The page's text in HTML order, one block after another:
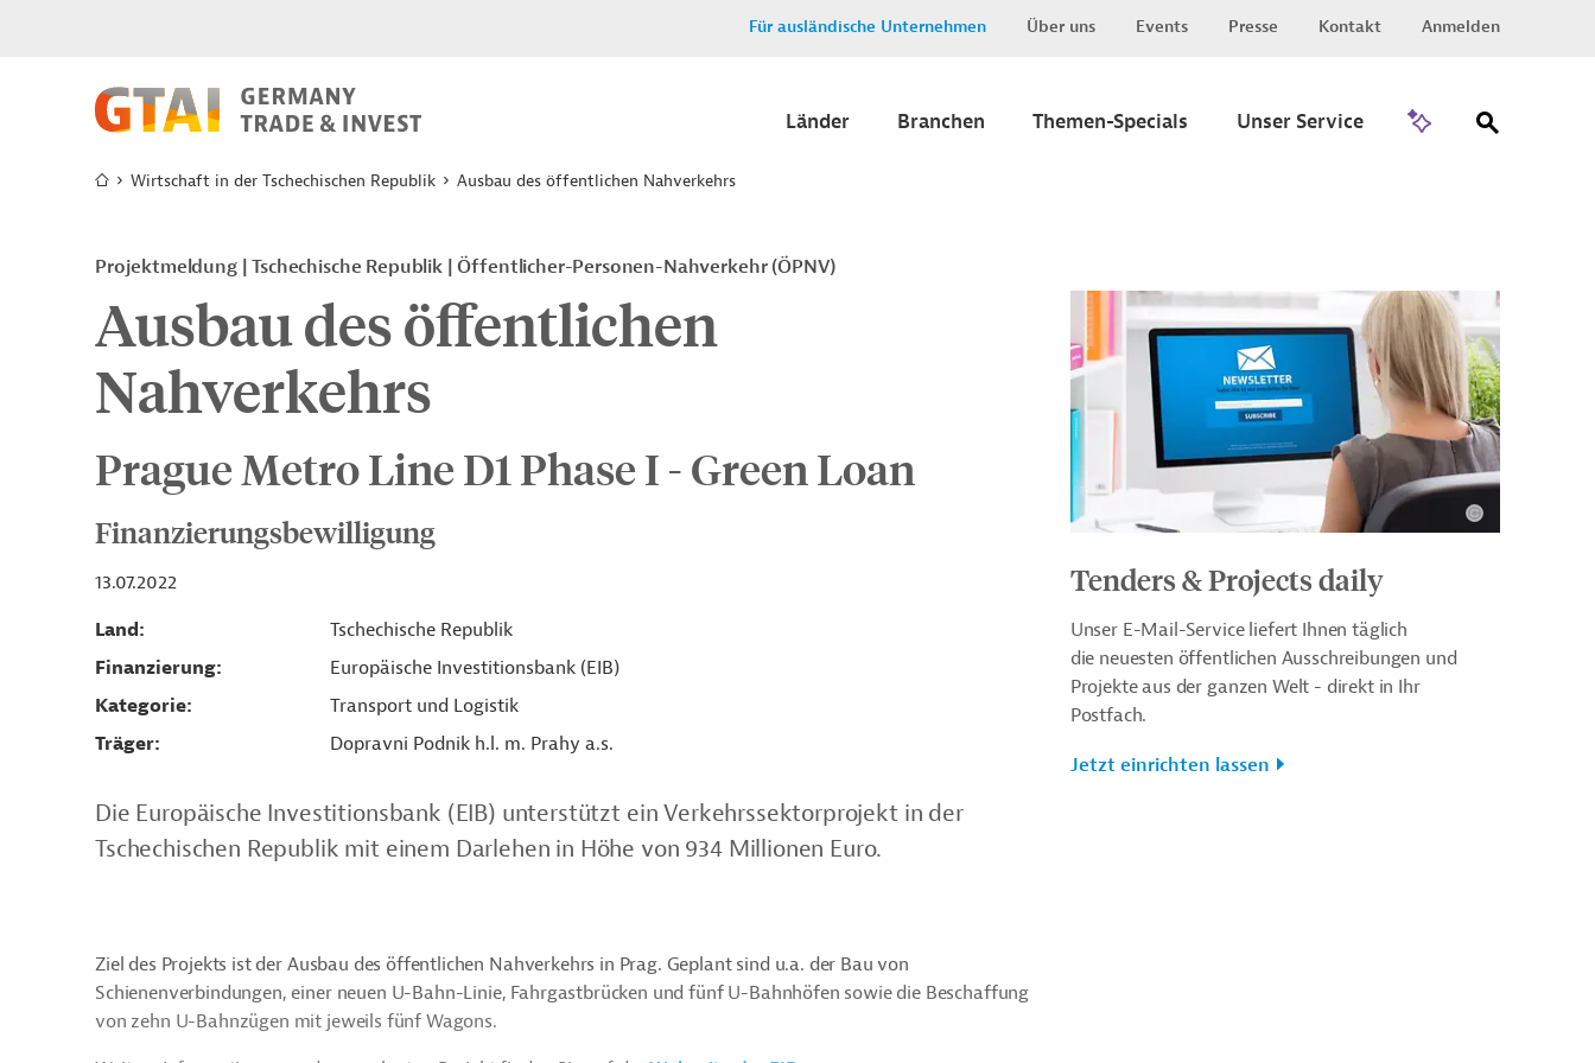
Für ausländische Unternehmen Über uns Events Presse Kontakt Anmelden
Länder Branchen Themen-Specials Unser Service
Wirtschaft in der Tschechischen Republik Ausbau des öffentlichen Nahverkehrs
Projektmeldung Tschechische Republik Öffentlicher-Personen-Nahverkehr (ÖPNV)
Ausbau des öffentlichen
Nahverkehrs
Prague Metro Line D1 Phase I - Green Loan
Finanzierungsbewilligung
13.07.2022
Land
Tschechische Republik
Finanzierung
Europäische Investitionsbank (EIB)
Kategorie
Transport und Logistik
Träger
Dopravni Podnik h.l. m. Prahy a.s.
Die Europäische Investitionsbank (EIB) unterstützt ein Verkehrssektorprojekt in der
Tschechischen Republik mit einem Darlehen in Höhe von 934 Millionen Euro.
Ziel des Projekts ist der Ausbau des öffentlichen Nahverkehrs in Prag. Geplant sind u.a. der Bau von
Schienenverbindungen, einer neuen U-Bahn-Linie, Fahrgastbrücken und fünf U-Bahnhöfen sowie die Beschaffung
von zehn U-Bahnzügen mit jeweils fünf Wagons.
Tenders & Projects daily
Unser E-Mail-Service liefert Ihnen täglich
die neuesten öffentlichen Ausschreibungen und
Projekte aus der ganzen Welt - direkt in Ihr
Postfach.
Jetzt einrichten lassen